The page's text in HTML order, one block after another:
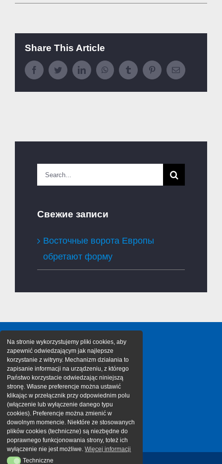
Share This Article
FacebookTwitterLinkedInWhatsAppTumblr PinterestEmail
Search
for:
Свежие записи
Восточные ворота Европы
обретают форму
Na stronie wykorzystujemy pliki cookies, aby
zapewnić odwiedzającym jak najlepsze
korzystanie z witryny. Mechanizm działania to
zapisanie informacji na urządzeniu, z którego
Państwo korzystacie odwiedzając niniejszą
stronę. Własne preferencje można ustawić
klikając w przełącznik przy odpowiednim polu
(włączenie lub wyłączenie danego typu
cookies). Preferencje można zmienić w
dowolnym momencie. Niektóre ze stosowanych
plików cookies (techniczne) są niezbędne do
poprawnego funkcjonowania strony, toteż ich
wyłączenie nie jest możliwe.Więcej informacji
TechniczneTechniczne